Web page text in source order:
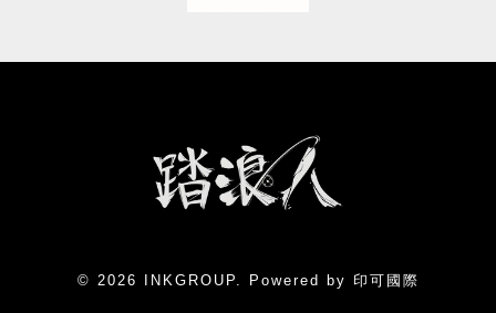
© 2026 INKGROUP. Powered by 印可國際